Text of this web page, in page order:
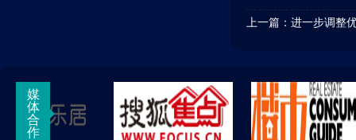
上一篇： 进一步调整
媒
体
合
作